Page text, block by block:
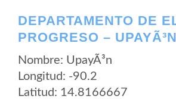
DEPARTAMENTO DE
PROGRESO – UPAYÃ³N
Nombre: UpayÃ³n
Longitud: -90.2
Latitud: 14.8166667